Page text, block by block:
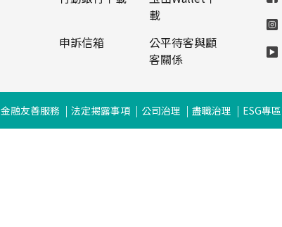
載
申訴信箱
公平待客與顧
客關係
金融友善服務 法定揭露事項 公司治理 盡職治理 ESG專區